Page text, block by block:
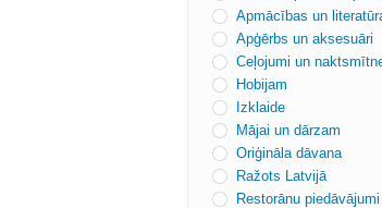
Apmācības un
Apģērbs un aksesuāri
Ceļojumi un
Hobijam
Izklaide
Mājai un dārzam
Oriģināla dāvana
Ražots Latvijā
Restorānu piedāvājumi